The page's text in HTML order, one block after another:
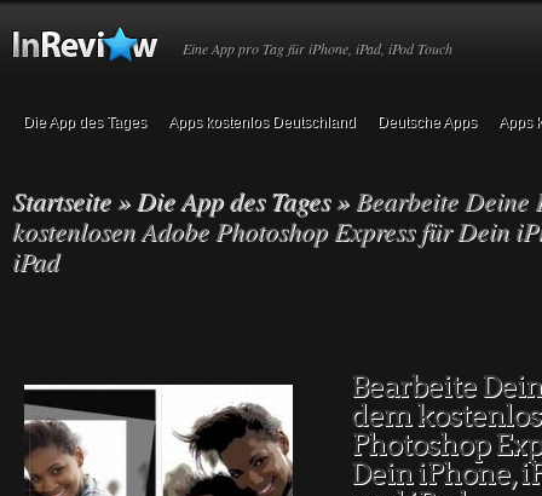
Eine App pro Tag für iPhone, iPad, iPod Touch
Die App des Tages Apps kostenlos Deutschland Deutsche Apps Apps
Startseite»Die App des Tages»Bearbeite Deine
kostenlosen Adobe Photoshop Express für Dein
iPad
Bearbeite
dem
Photoshop
Dein iPhone,